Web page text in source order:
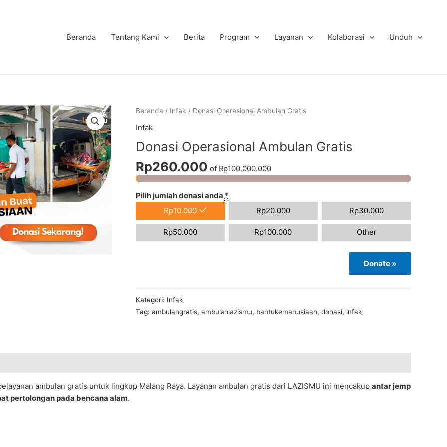
Beranda
Tentang Kami Berita Program Layanan Kolaborasi Unduh
Beranda / Infak / Donasi Operasional Ambulan Gratis
Infak
Donasi Operasional Ambulan Gratis
Rp260.000 of Rp100.000.000
Pilih jumlah donasi anda *
Rp10.000 Rp20.000 Rp30.000
Rp50.000 Rp100.000 Other
Donate »
Kategori: Infak
Tag: ambulangratis, ambulanlazismu, bantukemanusiaan, donasi, infak
ambulan gratis untuk lingkup Malang Raya. Layanan ambulan gratis dari LAZISMU ini mencakup antar jemp
pertolongan pada bencana alam.